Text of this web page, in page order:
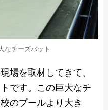
なチーズバット
場を取材してきて、
です。この巨大なチ
のプールより大き